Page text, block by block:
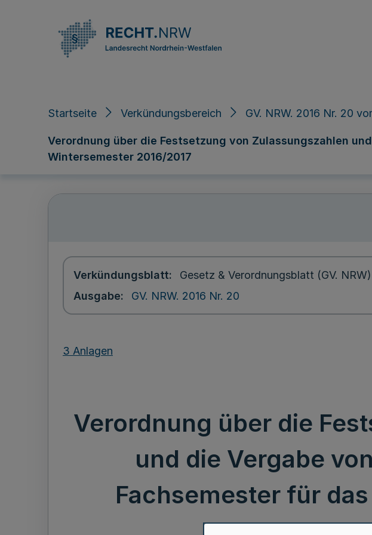
Startseite Verkündungsbereich GV. NRW. 2016 Nr. 20
Verordnung über die Festsetzung von Zulassungszahlen
Wintersemester 2016/2017
Verkündungsblatt
Gesetz & Verordnungsblatt (GV. NRW)
Ausgabe
GV. NRW. 2016 Nr. 20
3 Anlagen
Verordnung über die
und die Vergabe
Fachsemester für